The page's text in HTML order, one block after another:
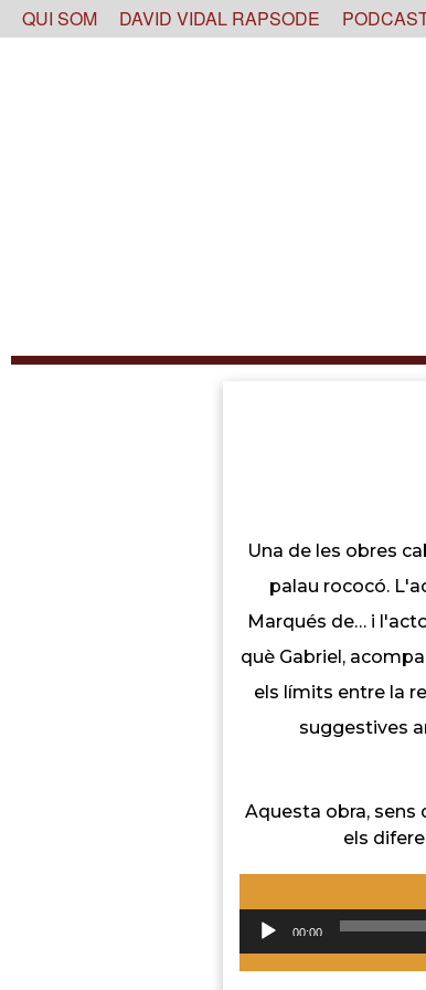
Skip
to
QUI SOM DAVID VIDAL RAPSODE
Una de les obres
palau rococó.
Marqués de… i
què Gabriel,
els límits entre la
suggestives
Aquesta obra, sens
els
00:00